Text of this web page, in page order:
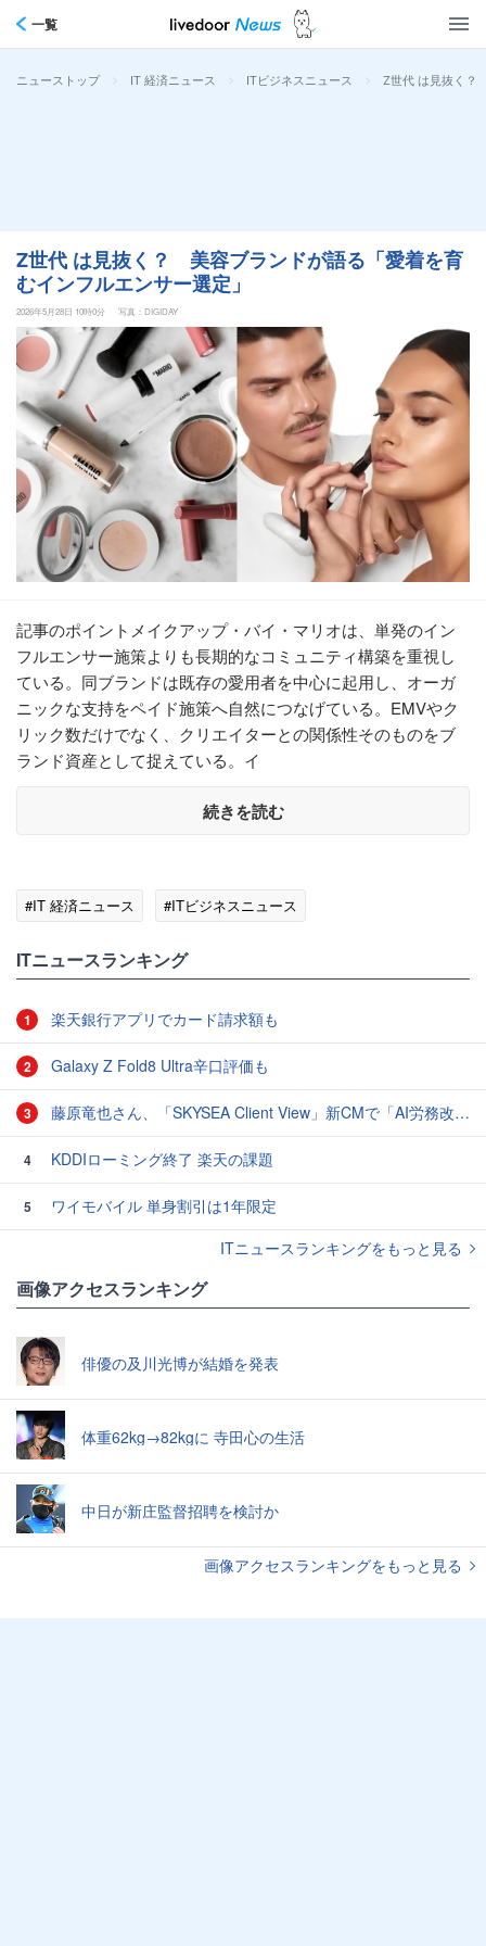
一覧
ニューストップ > IT 経済ニュース > ITビジネスニュース > Z世代 は見抜く？
Z世代 は見抜く？ 美容ブランドが語る「愛着を育
むインフルエンサー選定」
2026年5月28日 10時0分 写真：DIGIDAY
記事のポイントメイクアップ・バイ・マリオは、単発のイン
フルエンサー施策よりも長期的なコミュニティ構築を重視し
ている。同ブランドは既存の愛用者を中心に起用し、オーガ
ニックな支持をペイド施策へ自然につなげている。EMVやク
リック数だけでなく、クリエイターとの関係性そのものをブ
ランド資産として捉えている。イ
続きを読む
#IT 経済ニュース #ITビジネスニュース
ITニュースランキング
1 楽天銀行アプリでカード請求額も
2 Galaxy Z Fold8 Ultra辛口評価も
3 藤原竜也さん、「SKYSEA Client View」新CMで「AI労務改善」をアピール 働き方をAIが分析したら「すぐに休んで」と言われる？
4 KDDIローミング終了 楽天の課題
5
ワイモバイル 単身割引は1年限定
ITニュースランキングをもっと見る
画像アクセスランキング
俳優の及川光博が結婚を発表
体重62kg→82kgに 寺田心の生活
中日が新庄監督招聘を検討か
画像アクセスランキングをもっと見る